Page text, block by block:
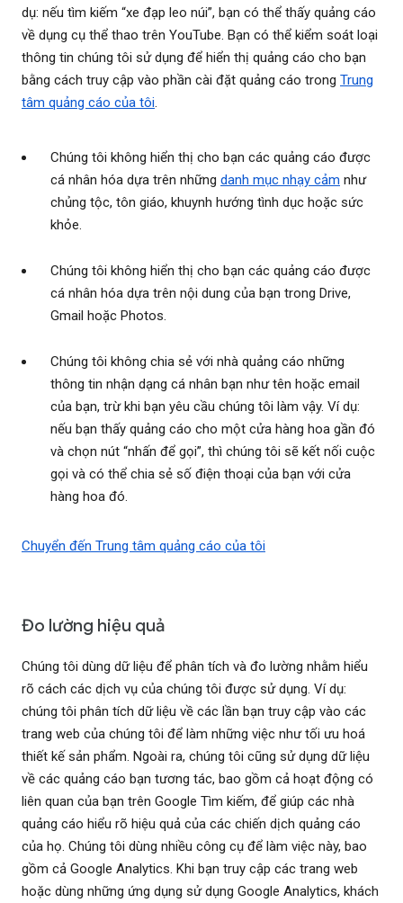
dụ: nếu tìm kiếm “xe đạp leo núi”, bạn có thể thấy quảng cáo
về dụng cụ thể thao trên YouTube. Bạn có thể kiểm soát loại
thông tin chúng tôi sử dụng để hiển thị quảng cáo cho bạn
bằng cách truy cập vào phần cài đặt quảng cáo trong Trung
tâm quảng cáo của tôi.
Chúng tôi không hiển thị cho bạn các quảng cáo được
cá nhân hóa dựa trên những danh mục nhạy cảm như
chủng tộc, tôn giáo, khuynh hướng tình dục hoặc sức
khỏe.
Chúng tôi không hiển thị cho bạn các quảng cáo được
cá nhân hóa dựa trên nội dung của bạn trong Drive,
Gmail hoặc Photos.
Chúng tôi không chia sẻ với nhà quảng cáo những
thông tin nhận dạng cá nhân bạn như tên hoặc email
của bạn, trừ khi bạn yêu cầu chúng tôi làm vậy. Ví dụ:
nếu bạn thấy quảng cáo cho một cửa hàng hoa gần đó
và chọn nút “nhấn để gọi”, thì chúng tôi sẽ kết nối cuộc
gọi và có thể chia sẻ số điện thoại của bạn với cửa
hàng hoa đó.
Chuyển đến Trung tâm quảng cáo của tôi
Đo lường hiệu quả
Chúng tôi dùng dữ liệu để phân tích và đo lường nhằm hiểu
rõ cách các dịch vụ của chúng tôi được sử dụng. Ví dụ:
chúng tôi phân tích dữ liệu về các lần bạn truy cập vào các
trang web của chúng tôi để làm những việc như tối ưu hoá
thiết kế sản phẩm. Ngoài ra, chúng tôi cũng sử dụng dữ liệu
về các quảng cáo bạn tương tác, bao gồm cả hoạt động có
liên quan của bạn trên Google Tìm kiếm, để giúp các nhà
quảng cáo hiểu rõ hiệu quả của các chiến dịch quảng cáo
của họ. Chúng tôi dùng nhiều công cụ để làm việc này, bao
gồm cả Google Analytics. Khi bạn truy cập các trang web
hoặc dùng những ứng dụng sử dụng Google Analytics, khách